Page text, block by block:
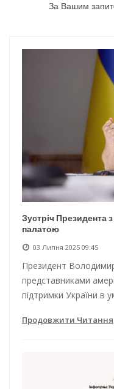
Нічна атака на
Енергетична
За Вашим
Зустріч
палатою
03 Липня 2025 09:45
Президент
представниками
підтримки України в
Продовжити Читання